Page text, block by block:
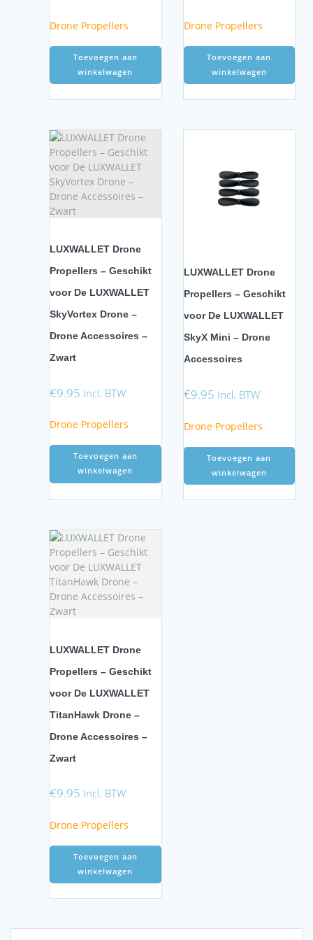
Drone Propellers
Toevoegen aan
winkelwagen
Drone Propellers
Toevoegen aan
winkelwagen
LUXWALLET Drone
Propellers – Geschikt
voor De LUXWALLET
SkyVortex Drone –
Drone Accessoires –
Zwart
€9.95 Incl. BTW
Drone Propellers
Toevoegen aan
winkelwagen
LUXWALLET Drone
Propellers – Geschikt
voor De LUXWALLET
SkyX Mini – Drone
Accessoires
€9.95 Incl. BTW
Drone Propellers
Toevoegen aan
winkelwagen
LUXWALLET Drone
Propellers – Geschikt
voor De LUXWALLET
TitanHawk Drone –
Drone Accessoires –
Zwart
€9.95 Incl. BTW
Drone Propellers
Toevoegen aan
winkelwagen